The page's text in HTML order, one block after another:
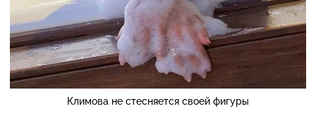
Климова не стесняется своей фигуры